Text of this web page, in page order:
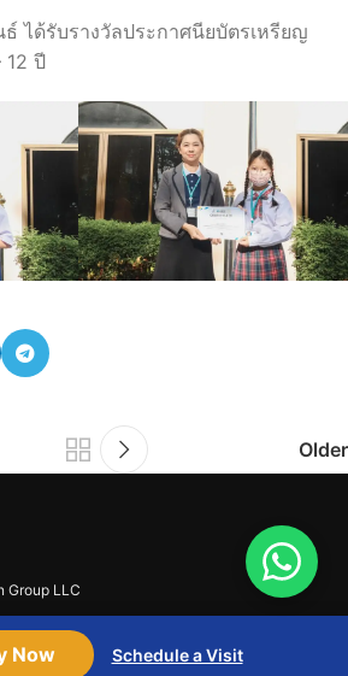
ได้รับรางวัลประกาศนียบัตรเหรียญ
12 ปี
Older
Group LLC
Now Schedule a Visit